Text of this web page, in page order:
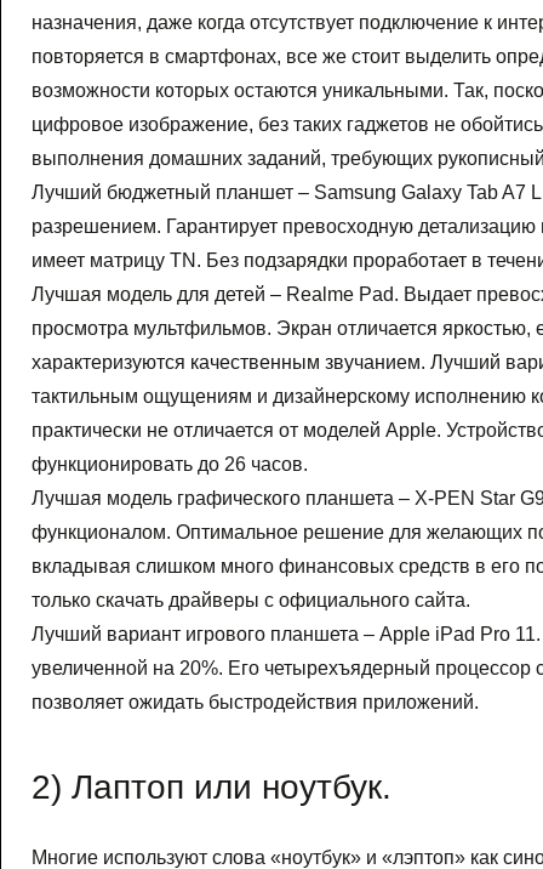
назначения, даже когда отсутствует подключение к
повторяется в смартфонах, все же стоит выделить
возможности которых остаются уникальными. Так,
цифровое изображение, без таких гаджетов не
выполнения домашних заданий, требующих
Лучший бюджетный планшет – Samsung Galaxy Tab A7
разрешением. Гарантирует превосходную
имеет матрицу TN. Без подзарядки проработает в
Лучшая модель для детей – Realme Pad. Выдает
просмотра мультфильмов. Экран отличается яркостью,
характеризуются качественным звучанием. Лучший
тактильным ощущениям и дизайнерскому исполнению
практически не отличается от моделей Apple.
функционировать до 26 часов.
Лучшая модель графического планшета – X-PEN Star
функционалом. Оптимальное решение для желающих
вкладывая слишком много финансовых средств в его
только скачать драйверы с официального сайта.
Лучший вариант игрового планшета – Apple iPad Pro
увеличенной на 20%. Его четырехъядерный процессор
позволяет ожидать быстродействия приложений.
2) Лаптоп или ноутбук.
Многие используют слова «ноутбук» и «лэптоп» как